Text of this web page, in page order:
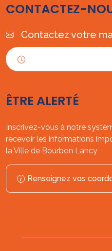
CONTACTEZ-
Contactez votre
ÊTRE ALERTÉ
Inscrivez-vous à notre
recevoir les informations
la Ville de Bourbon Lancy
Renseignez vos